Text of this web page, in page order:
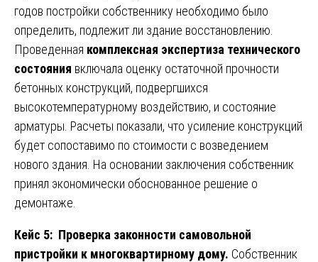
годов постройки собственнику необходимо было
определить, подлежит ли здание восстановлению.
Проведенная комплексная экспертиза технического
состояния включала оценку остаточной прочности
бетонных конструкций, подвергшихся
высокотемпературному воздействию, и состояние
арматуры. Расчеты показали, что усиление конструкций
будет сопоставимо по стоимости с возведением
нового здания. На основании заключения собственник
принял экономически обоснованное решение о
демонтаже.
Кейс 5: Проверка законности самовольной
пристройки к многоквартирному дому. Собственник